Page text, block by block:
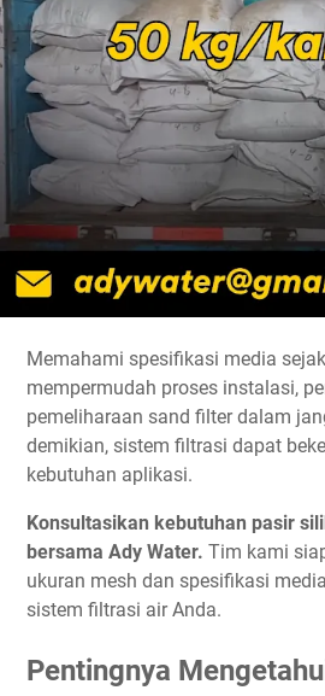
Memahami spesifikasi media
mempermudah proses instalasi,
pemeliharaan sand filter dalam
demikian, sistem filtrasi dapat
kebutuhan aplikasi.
Konsultasikan kebutuhan pasir
bersama Ady Water. Tim kami
ukuran mesh dan spesifikasi
sistem filtrasi air Anda.
Pentingnya